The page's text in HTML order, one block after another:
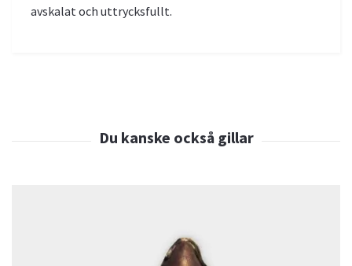
avskalat och uttrycksfullt.